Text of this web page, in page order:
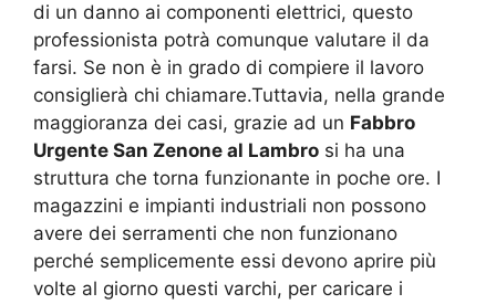
di un danno ai componenti elettrici, questo
professionista potrà comunque valutare il da
farsi. Se non è in grado di compiere il lavoro
consiglierà chi chiamare.Tuttavia, nella grande
maggioranza dei casi, grazie ad un Fabbro
Urgente San Zenone al Lambro si ha una
struttura che torna funzionante in poche ore. I
magazzini e impianti industriali non possono
avere dei serramenti che non funzionano
perché semplicemente essi devono aprire più
volte al giorno questi varchi, per caricare i